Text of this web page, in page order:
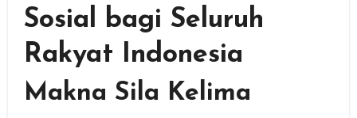
Sosial bagi Seluruh
Rakyat Indonesia
Makna Sila Kelima